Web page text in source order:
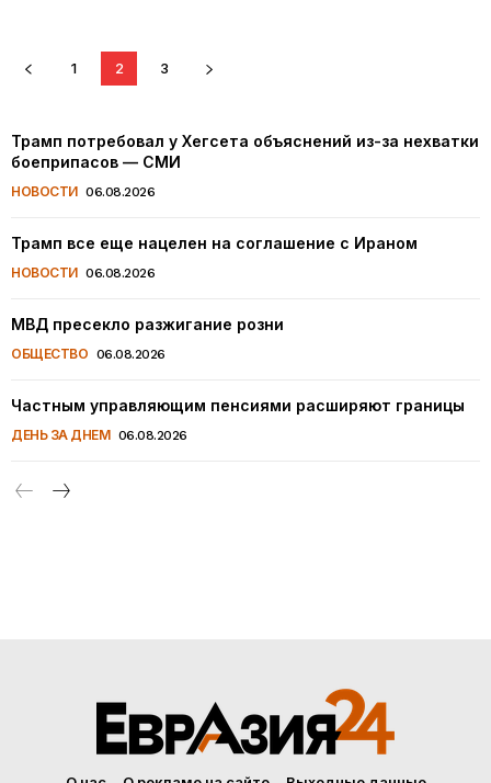
1 2 3
Трамп потребовал у Хегсета объяснений из-за нехватки
боеприпасов — СМИ
НОВОСТИ 06.08.2026
Трамп все еще нацелен на соглашение с Ираном
НОВОСТИ 06.08.2026
МВД пресекло разжигание розни
ОБЩЕСТВО 06.08.2026
Частным управляющим пенсиями расширяют границы
ДЕНЬ ЗА ДНЕМ 06.08.2026